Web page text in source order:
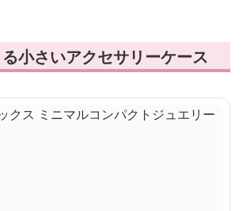
小さいアクセサリーケース